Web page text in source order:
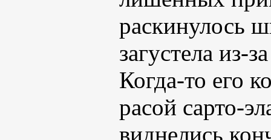
раскинулось
загустела из-
Когда-то его
расой сарто-
виднелись